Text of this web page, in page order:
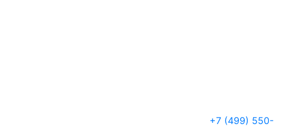
+7 (499) 550-